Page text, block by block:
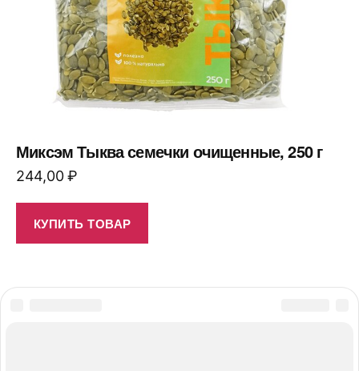
Миксэм Тыква семечки очищенные, 250 г
244,00₽
КУПИТЬ ТОВАР